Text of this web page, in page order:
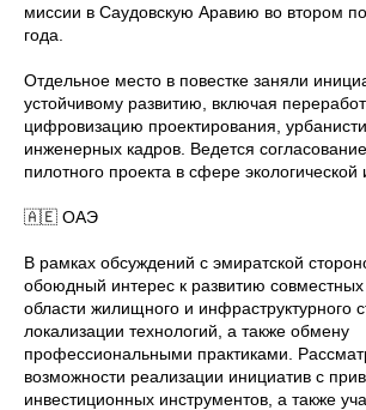
миссии в Саудовскую Аравию во втором
года.
Отдельное место в повестке заняли
устойчивому развитию, включая
цифровизацию проектирования,
инженерных кадров. Ведется
пилотного проекта в сфере экологической
🇦🇪 ОАЭ
В рамках обсуждений с эмиратской
обоюдный интерес к развитию совместных
области жилищного и инфраструктурного
локализации технологий, а также обмену
профессиональными практиками.
возможности реализации инициатив с
инвестиционных инструментов, а также